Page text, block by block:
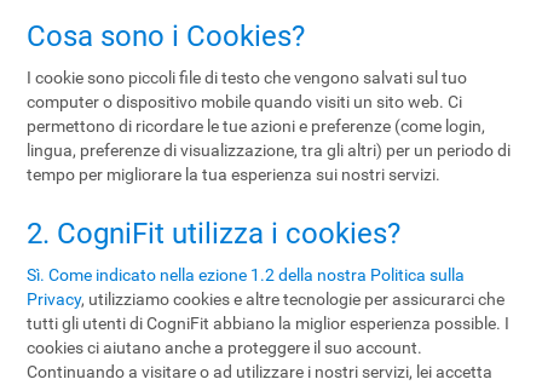
Cosa sono i Cookies?
I cookie sono piccoli file di testo che vengono salvati sul tuo
computer o dispositivo mobile quando visiti un sito web. Ci
permettono di ricordare le tue azioni e preferenze (come login,
lingua, preferenze di visualizzazione, tra gli altri) per un periodo di
tempo per migliorare la tua esperienza sui nostri servizi.
2. CogniFit utilizza i cookies?
Sì. Come indicato nellaezione 1.2 della nostra Politica sulla
Privacy, utilizziamo cookies e altre tecnologie per assicurarci che
tutti gli utenti di CogniFit abbiano la miglior esperienza possible. I
cookies ci aiutano anche a proteggere il suo account.
Continuando a visitare o ad utilizzare i nostri servizi, lei accetta